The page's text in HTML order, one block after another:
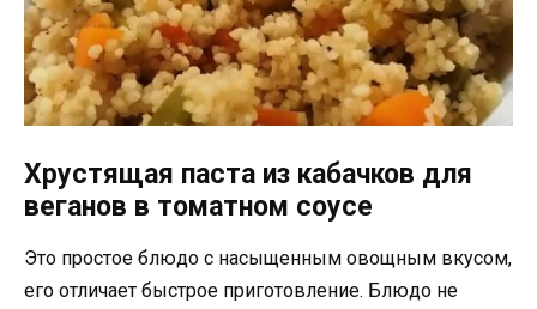
Хрустящая паста из кабачков для
веганов в томатном соусе
Это простое блюдо с насыщенным овощным вкусом,
его отличает быстрое приготовление. Блюдо не